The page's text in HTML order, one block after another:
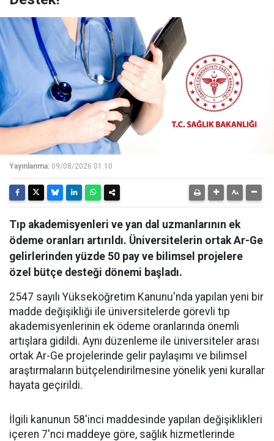
Yayınlanma: 09/08/2026 01:10
Tıp akademisyenleri ve yan dal uzmanlarının ek
ödeme oranları artırıldı. Üniversitelerin ortak Ar-Ge
gelirlerinden yüzde 50 pay ve bilimsel projelere
özel bütçe desteği dönemi başladı.
2547 sayılı Yükseköğretim Kanunu'nda yapılan yeni bir
madde değişikliği ile üniversitelerde görevli tıp
akademisyenlerinin ek ödeme oranlarında önemli
artışlara gidildi. Aynı düzenleme ile üniversiteler arası
ortak Ar-Ge projelerinde gelir paylaşımı ve bilimsel
araştırmaların bütçelendirilmesine yönelik yeni kurallar
hayata geçirildi.
​İlgili kanunun 58'inci maddesinde yapılan değişiklikleri
içeren 7'nci maddeye göre, sağlık hizmetlerinde